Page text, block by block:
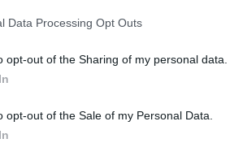
Data Processing Opt Outs
opt-out of the Sharing of my personal data.
opt-out of the Sale of my Personal Data.
azok számára, akik szemfülesek
lesznek Európa legzsúfoltabb